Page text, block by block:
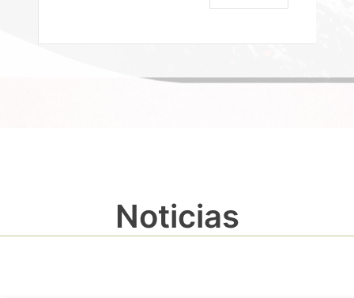
Noticias